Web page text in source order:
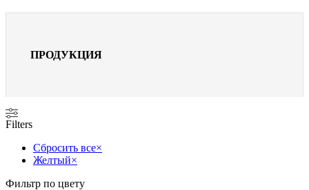
ПРОДУКЦИЯ
Filters
Сбросить все×
Желтый×
Фильтр по цвету